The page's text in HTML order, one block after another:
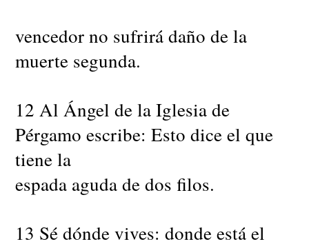
vencedor no sufrirá daño de la
muerte segunda.
12 Al Ángel de la Iglesia de
Pérgamo escribe: Esto dice el que
tiene la
espada aguda de dos filos.
13 Sé dónde vives: donde está el